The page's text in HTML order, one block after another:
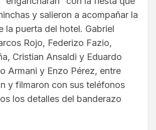
y salieron a acompañar la
la puerta del hotel. Gabriel
Rojo, Federizo Fazio,
Cristian Ansaldi y Eduardo
Armani y Enzo Pérez, entre
y filmaron con sus teléfonos
los detalles del banderazo